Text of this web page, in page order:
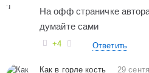
На офф страничке
думайте сами
+4 Ответить
Как в горле кость 29